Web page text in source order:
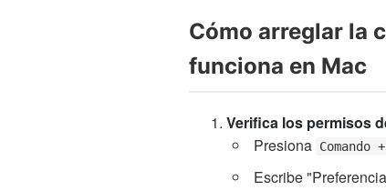
Cómo arreglar la
funciona en Mac
Verifica los permisos
Presiona Comando
Escribe